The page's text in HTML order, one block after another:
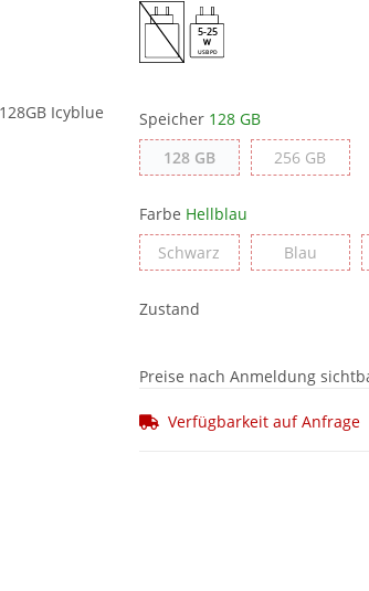
5-25
USB PD
Speicher 128 GB
128 GB128 GB 256 GB 256 GB
Farbe Hellblau
Schwarz Schwarz BlauBlau
Zustand
Preise nach Anmeldung
Verfügbarkeit auf Anfrage